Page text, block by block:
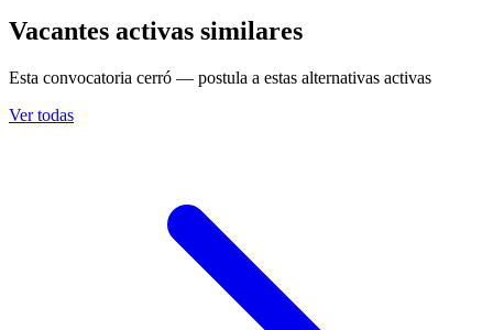
Vacantes activas similares
Esta convocatoria cerró — postula a estas alternativas activas
Ver todas